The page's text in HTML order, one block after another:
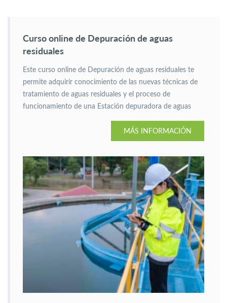
Curso online de Depuración de aguas
residuales
Este curso online de Depuración de aguas residuales te
permite adquirir conocimiento de las nuevas técnicas de
tratamiento de aguas residuales y el proceso de
funcionamiento de una Estación depuradora de aguas
MÁS INFORMACIÓN